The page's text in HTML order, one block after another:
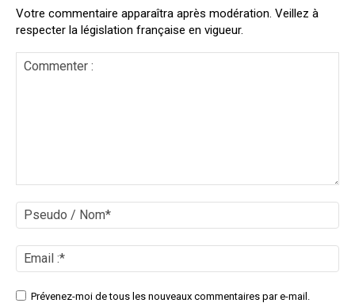
Votre commentaire apparaîtra après modération. Veillez à
respecter la législation française en vigueur.
/
:*
SitePrévenez-moi de tous les nouveaux commentaires par e-mail.